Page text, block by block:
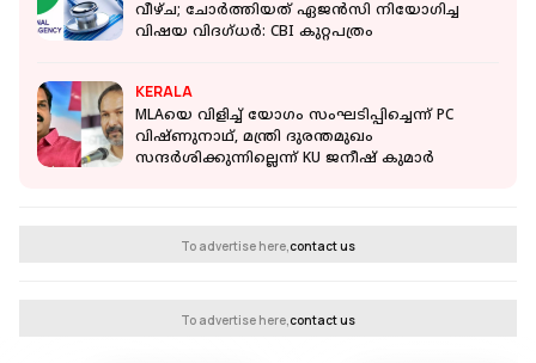
വീഴ്ച; ചോർത്തിയത് ഏജൻസി നിയോഗിച്ച
വിഷയ വിദഗ്ധർ: CBI കുറ്റപത്രം
KERALA
MLAയെ വിളിച്ച് യോഗം സംഘടിപ്പിച്ചെന്ന് PC
വിഷ്ണുനാഥ്, മന്ത്രി ദുരന്തമുഖം
സന്ദർശിക്കുന്നില്ലെന്ന് KU ജനീഷ് കുമാർ
To advertise here,contact us
To advertise here,contact us